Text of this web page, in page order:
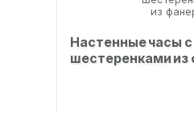
Настенные часы с
шестеренками из